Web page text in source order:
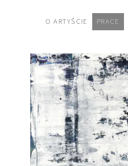
O ARTYŚCIE PRACE